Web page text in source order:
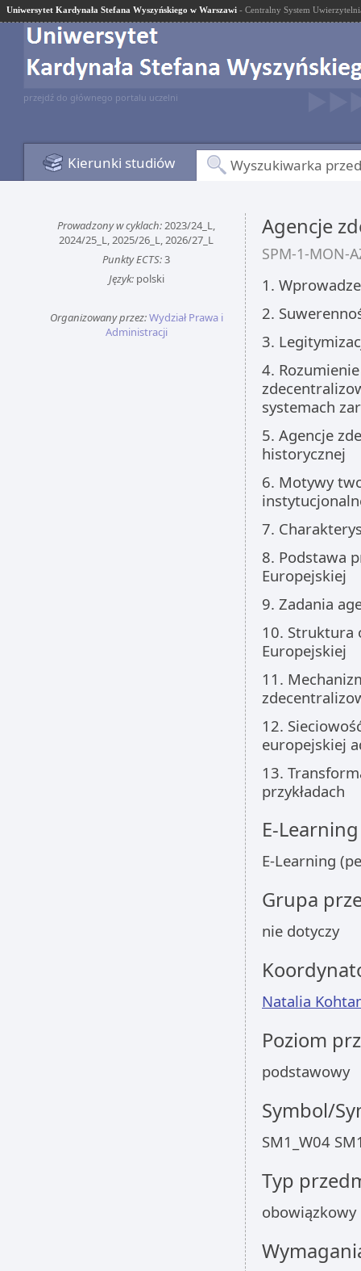
Uniwersytet Kardynała Stefana Wyszyńskiego w Warszawi - Centralny System
przejdź do głównego portalu uczelni
Kierunki studiów Wyszukiwarka
Prowadzony w cyklach:2023/24_L,
2024/25_L, 2025/26_L, 2026/27_L
Punkty ECTS:3
Język:polski
Organizowany przez:Wydział Prawa i
Administracji
Agencje
SPM-1-MON-
1.
2.
3.
4.
systemach
5. Agencje
historycznej
6. Motywy
7.
8. Podstawa
Europejskiej
9. Zadania
10. Struktura
Europejskiej
11.
12.
europejskiej
13.
przykładach
E-Learning
E-Learning
Grupa
nie dotyczy
Natalia
Poziom
podstawowy
Symbol/
SM1_W04
Typ
obowiązkowy